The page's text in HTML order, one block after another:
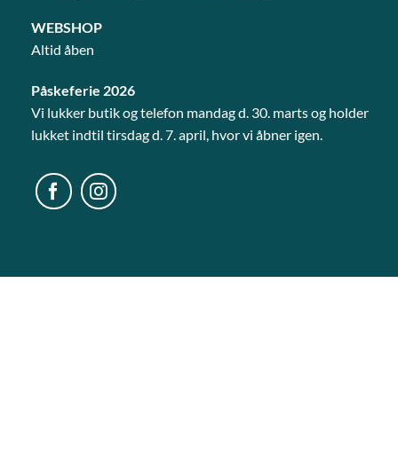
WEBSHOP
Altid åben
Påskeferie 2026
Vi lukker butik og telefon mandag d. 30. marts og holder
lukket indtil tirsdag d. 7. april, hvor vi åbner igen.